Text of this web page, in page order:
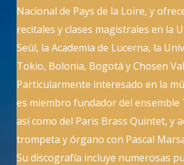
Nacional de Pays de la Loire, y
recitales y clases magistrales en la
Seúl, la Academia de Lucerna, la
Tokio, Bolonia, Bogotá y Chosen
Particularmente interesado en la
es miembro fundador del ensemble
así como del Paris Brass Quintet, y
trompeta y órgano con Pascal
Su discografía incluye numerosas